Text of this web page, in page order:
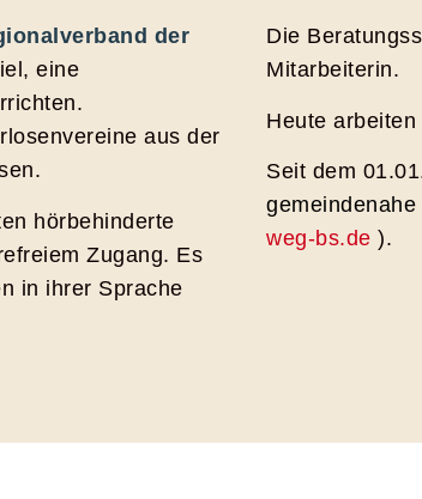
der
eine
aus der
hörbehinderte
Zugang. Es
in ihrer Sprache
Die
Mitarbeiterin.
Heute arbeiten
Seit dem
weg-bs.de ).